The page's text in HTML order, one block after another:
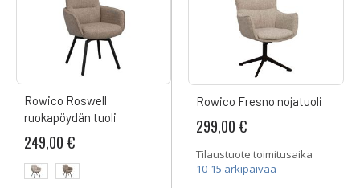
Rowico Roswell
ruokapöydän tuoli
249,00 €
Rowico Fresno nojatuoli
299,00 €
Tilaustuote toimitusaika
10-15 arkipäivää